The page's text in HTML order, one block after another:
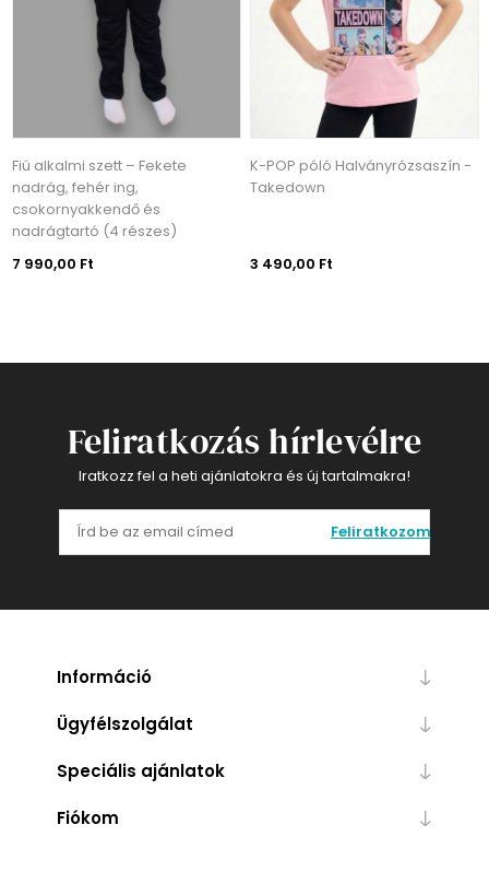
Fiú alkalmi szett – Fekete
nadrág, fehér ing,
csokornyakkendő és
nadrágtartó (4 részes)
7 990,00 Ft
K-POP póló Halványrózsaszín -
Takedown
3 490,00 Ft
Feliratkozás hírlevélre
Iratkozz fel a heti ajánlatokra és új tartalmakra!
Feliratkozom
Információ
Ügyfélszolgálat
Speciális ajánlatok
Fiókom